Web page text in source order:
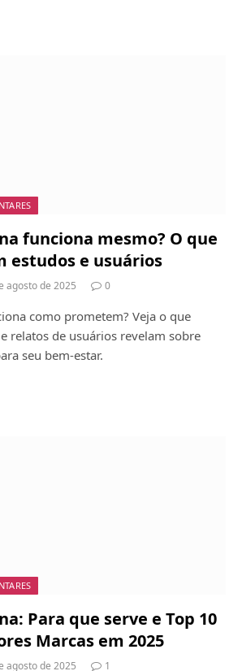
funciona mesmo? O que
estudos e usuários
agosto de 2025 0
como prometem? Veja o que
relatos de usuários revelam sobre
seu bem-estar.
Para que serve e Top 10
Marcas em 2025
agosto de 2025 1